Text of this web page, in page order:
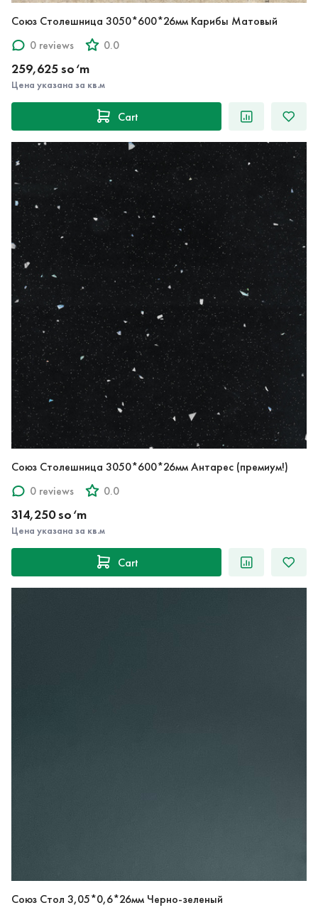
Союз Столешница 3050*600*26мм Карибы Матовый
0 reviews
0.0
259,625 so‘m
Цена указана за кв.м
Cart
Союз Столешница 3050*600*26мм Антарес (премиум!)
0 reviews
0.0
314,250 so‘m
Цена указана за кв.м
Cart
Союз Стол 3,05*0,6*26мм Черно-зеленый